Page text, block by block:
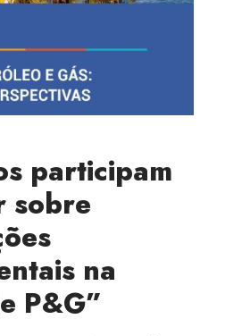
participam
sobre
na
P&G”